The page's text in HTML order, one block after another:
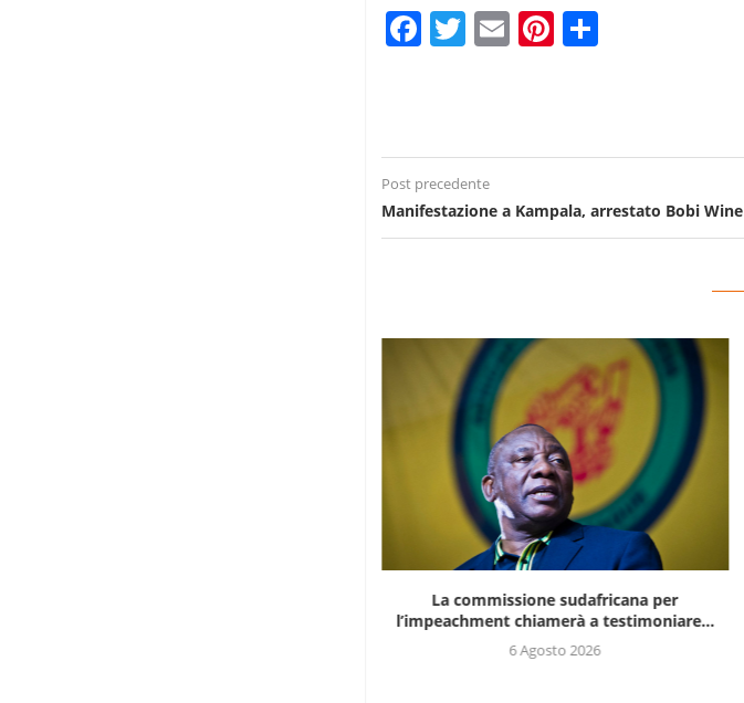
Facebook
Twitter
EmailPinterest
Post precedente
Manifestazione a Kampala, arrestato Bobi Wine
La commissione sudafricana per
l’impeachment chiamerà a testimoniare...
6 Agosto 2026